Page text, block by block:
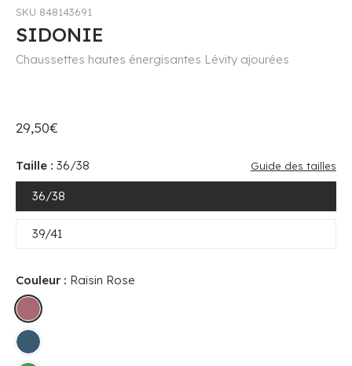
SKU 848143691
SIDONIE
Chaussettes hautes énergisantes Lévity ajourées
29,50€
Taille : 36/38 Guide des tailles
36/38
39/41
Couleur : Raisin Rose